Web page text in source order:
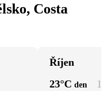
Costa
Říjen
23°C den